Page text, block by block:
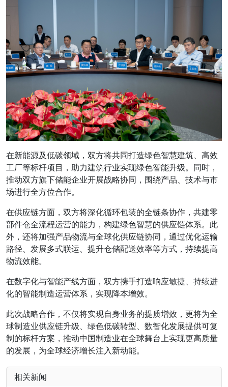
在新能源及低碳领域，双方将共同打造绿色智慧建筑、高效
工厂等标杆项目，助力建筑行业实现绿色智能升级。同时，
推动双方旗下储能企业开展战略协同，围绕产品、技术与市
场进行全方位合作。
在供应链方面，双方将深化循环包装的全链条协作，共建零
部件仓全流程运营的能力，构建绿色智慧的供应链体系。此
外，还将加强产品物流与全球化供应链协同，通过优化运输
路径、发展多式联运、提升仓储配送效率等方式，持续提高
物流效能。
在数字化与智能产线方面，双方携手打造响应敏捷、持续进
化的智能制造运营体系，实现降本增效。
此次战略合作，不仅将实现自身业务的提质增效，更将为全
球制造业供应链升级、绿色低碳转型、数智化发展提供可复
制的标杆方案，推动中国制造业在全球舞台上实现更高质量
的发展，为全球经济增长注入新动能。
相关新闻